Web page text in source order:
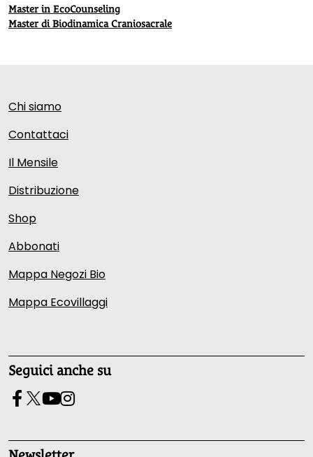
Master in EcoCounseling
Master di Biodinamica Craniosacrale
Chi siamo
Contattaci
Il Mensile
Distribuzione
Shop
Abbonati
Mappa Negozi Bio
Mappa Ecovillaggi
Seguici anche su